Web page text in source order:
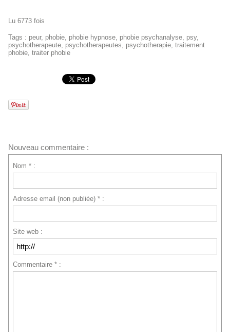
Lu 6773 fois
Tags : peur, phobie, phobie hypnose, phobie psychanalyse, psy,
psychotherapeute, psychotherapeutes, psychotherapie, traitement
phobie, traiter phobie
Nouveau commentaire :
Nom * :
Adresse email (non publiée) * :
Site web :
Commentaire * :